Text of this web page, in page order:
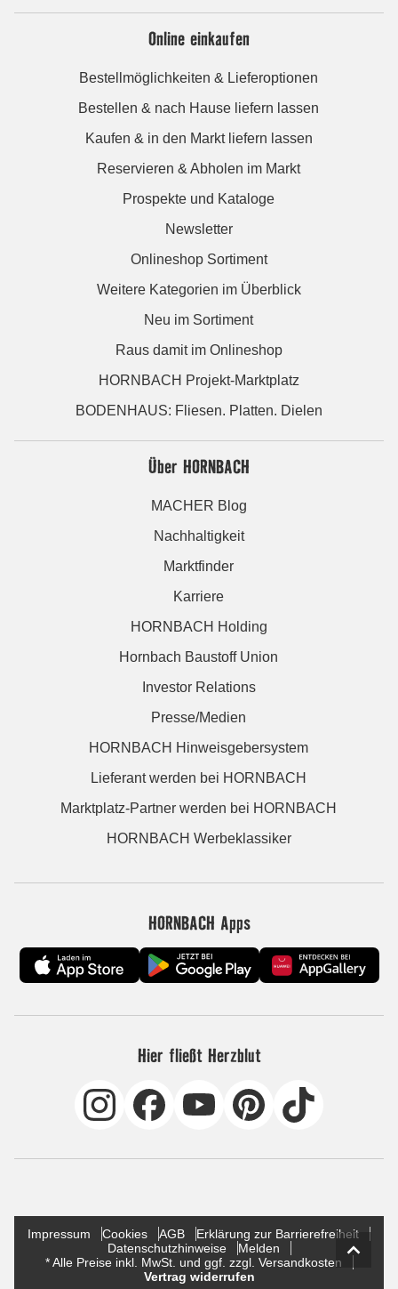
Online einkaufen
Bestellmöglichkeiten & Lieferoptionen
Bestellen & nach Hause liefern lassen
Kaufen & in den Markt liefern lassen
Reservieren & Abholen im Markt
Prospekte und Kataloge
Newsletter
Onlineshop Sortiment
Weitere Kategorien im Überblick
Neu im Sortiment
Raus damit im Onlineshop
HORNBACH Projekt-Marktplatz
BODENHAUS: Fliesen. Platten. Dielen
Über HORNBACH
MACHER Blog
Nachhaltigkeit
Marktfinder
Karriere
HORNBACH Holding
Hornbach Baustoff Union
Investor Relations
Presse/Medien
HORNBACH Hinweisgebersystem
Lieferant werden bei HORNBACH
Marktplatz-Partner werden bei HORNBACH
HORNBACH Werbeklassiker
HORNBACH Apps
Hier fließt Herzblut
Impressum Cookies AGB
Erklärung zur Barrierefreiheit
Datenschutzhinweise
Melden
* Alle Preise inkl. MwSt. und ggf. zzgl. Versandkosten
Vertrag widerrufen